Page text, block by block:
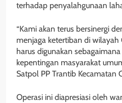
terhadap penyalahgunaan
“Kami akan terus bersinergi
menjaga ketertiban di wilayah
harus digunakan
kepentingan masyarakat
Satpol PP Trantib Kecamatan
Operasi ini diapresiasi oleh